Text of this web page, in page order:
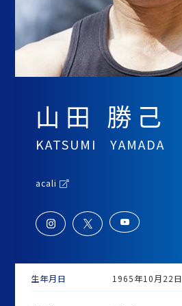
山田 勝己
KATSUMI YAMADA
acali
生年月日 1965年10月22日